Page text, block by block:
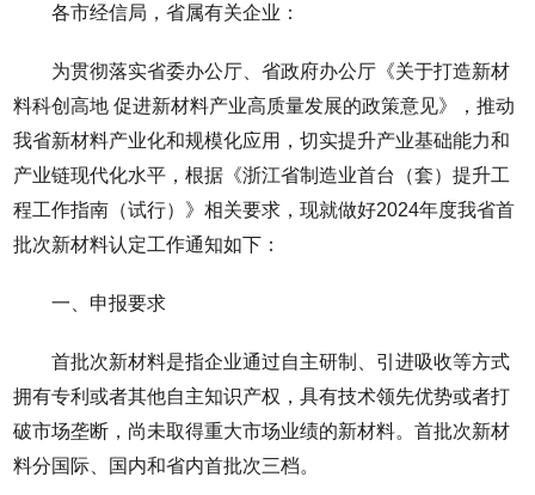
各市经信局，省属有关企业：
为贯彻落实省委办公厅、省政府办公厅《关于打造新材
料科创高地 促进新材料产业高质量发展的政策意见》，推动
我省新材料产业化和规模化应用，切实提升产业基础能力和
产业链现代化水平，根据《浙江省制造业首台（套）提升工
程工作指南（试行）》相关要求，现就做好2024年度我省首
批次新材料认定工作通知如下：
一、申报要求
首批次新材料是指企业通过自主研制、引进吸收等方式
拥有专利或者其他自主知识产权，具有技术领先优势或者打
破市场垄断，尚未取得重大市场业绩的新材料。首批次新材
料分国际、国内和省内首批次三档。